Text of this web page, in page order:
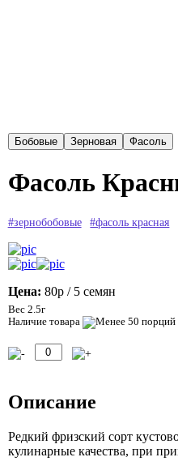
Фасоль
#зернобобовые #фасоль красная
Цена: 80р / 5 семян
Вес 2.5г
Наличие товара
Описание
Редкий фризский сорт
кулинарные качества, при